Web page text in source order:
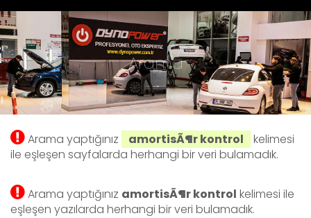
Arama
Arama yaptığınız amortisÃ¶r kontrol
kelimesi
ile eşleşen sayfalarda herhangi bir veri bulamadık.
Arama yaptığınız amortisÃ¶r kontrol kelimesi ile
eşleşen yazılarda herhangi bir veri bulamadık.